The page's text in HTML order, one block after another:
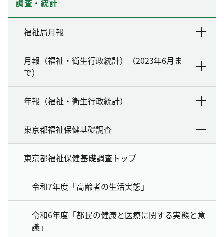
調査・統計
福祉局月報
月報（福祉・衛生行政統計）（2023年6月ま
で）
年報（福祉・衛生行政統計）
東京都福祉保健基礎調査
東京都福祉保健基礎調査トップ
令和7年度「高齢者の生活実態」
令和6年度「都民の健康と医療に関する実態と意
識」